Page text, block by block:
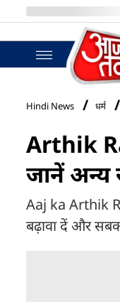
BT
Hindi News धर्म
Arthik
जानें अन्य
Aaj ka Arthik
बढ़ावा दें और